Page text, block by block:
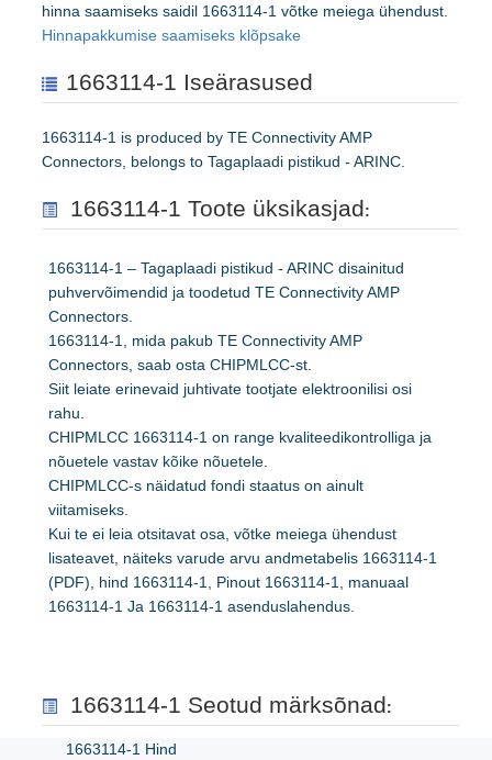
hinna saamiseks saidil 1663114-1 võtke meiega ühendust.
Hinnapakkumise saamiseks klõpsake
1663114-1 Iseärasused
1663114-1 is produced by TE Connectivity AMP
Connectors, belongs to Tagaplaadi pistikud - ARINC.
1663114-1 Toote üksikasjad:
1663114-1 – Tagaplaadi pistikud - ARINC disainitud
puhvervõimendid ja toodetud TE Connectivity AMP
Connectors.
1663114-1, mida pakub TE Connectivity AMP
Connectors, saab osta CHIPMLCC-st.
Siit leiate erinevaid juhtivate tootjate elektroonilisi osi
rahu.
CHIPMLCC 1663114-1 on range kvaliteedikontrolliga ja
nõuetele vastav kõike nõuetele.
CHIPMLCC-s näidatud fondi staatus on ainult
viitamiseks.
Kui te ei leia otsitavat osa, võtke meiega ühendust
lisateavet, näiteks varude arvu andmetabelis 1663114-1
(PDF), hind 1663114-1, Pinout 1663114-1, manuaal
1663114-1 Ja 1663114-1 asenduslahendus.
1663114-1 Seotud märksõnad:
1663114-1 Hind